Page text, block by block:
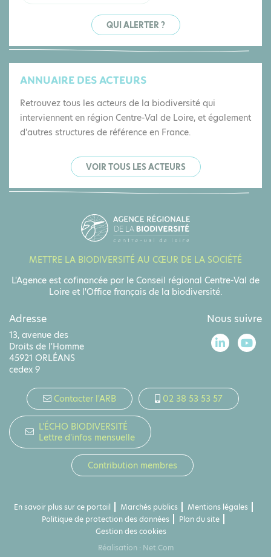
QUI ALERTER ?
ANNUAIRE DES ACTEURS
Retrouvez tous les acteurs de la biodiversité qui
interviennent en région Centre-Val de Loire, et également
d'autres structures de référence en France.
VOIR TOUS LES ACTEURS
Adresse
13, avenue des
Droits de l'Homme
45921 ORLÉANS
cedex 9
Nous suivre
METTRE LA BIODIVERSITÉ AU CŒUR DE LA SOCIÉTÉ
L'Agence est cofinancée par le Conseil régional Centre-Val de
Loire et l'Office français de la biodiversité.
Contacter l'ARB 02 38 53 53 57
L'ÉCHO BIODIVERSITÉ
Lettre d'infos mensuelle
Contribution membres
En savoir plus sur ce portail Marchés publics
Mentions légales
Politique de protection des données
Plan du site
Gestion des cookies
Réalisation : Net.Com